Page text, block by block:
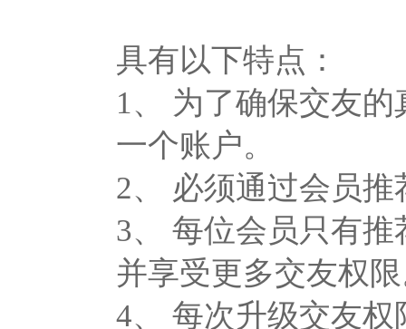
具有以下特点：
1、 为了确保交友
一个账户。
2、 必须通过会员
3、 每位会员只有
并享受更多交友权
4、 每次升级交友